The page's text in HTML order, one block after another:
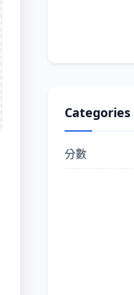
Categories
分數